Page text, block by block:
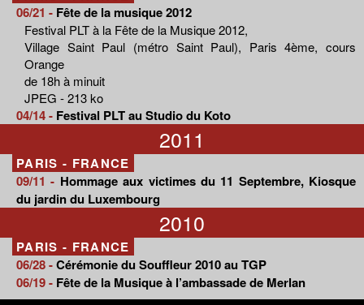
06/21 - Fête de la musique 2012
Festival PLT à la Fête de la Musique 2012,
Village Saint Paul (métro Saint Paul), Paris 4ème, cours
Orange
de 18h à minuit
JPEG - 213 ko
04/14 - Festival PLT au Studio du Koto
2011
PARIS - FRANCE
09/11 - Hommage aux victimes du 11 Septembre, Kiosque
du jardin du Luxembourg
2010
PARIS - FRANCE
06/28 -Cérémonie du Souffleur 2010 au TGP
06/19 - Fête de la Musique à l’ambassade de Merlan